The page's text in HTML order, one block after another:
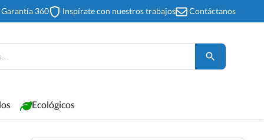
Garantía 360 Inspírate con nuestros trabajos Contáctanos
Ecológicos